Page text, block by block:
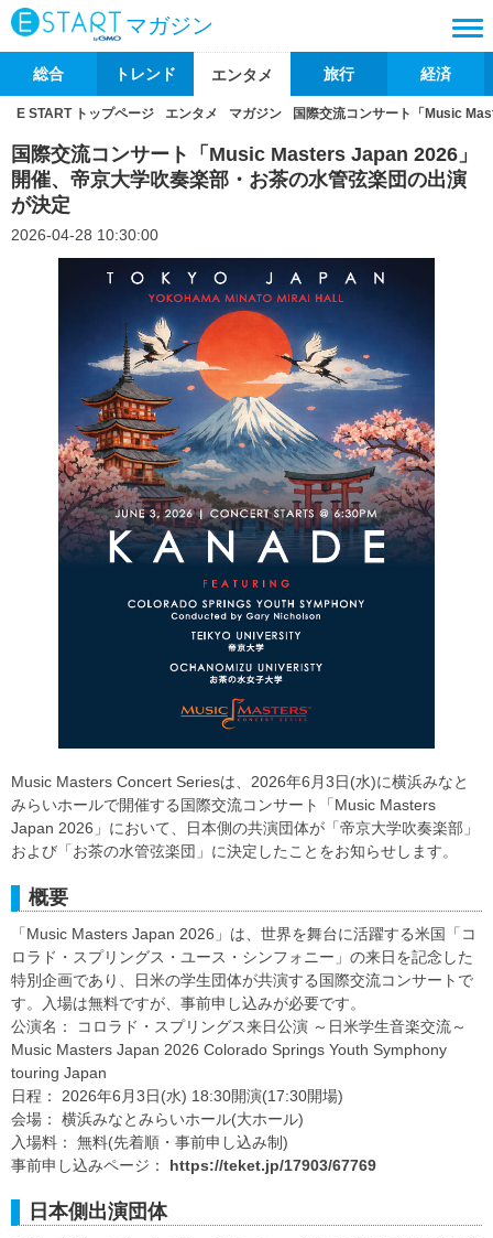
マガジン
総合 トレンド エンタメ 旅行 経済
E START トップページ エンタメ マガジン 国際交流コンサート「Music
国際交流コンサート「Music Masters Japan 2026」
開催、帝京大学吹奏楽部・お茶の水管弦楽団の出演
が決定
2026-04-28 10:30:00
Music Masters Concert Seriesは、2026年6月3日(水)に横浜みなと
みらいホールで開催する国際交流コンサート「Music Masters
Japan 2026」において、日本側の共演団体が「帝京大学吹奏楽部」
および「お茶の水管弦楽団」に決定したことをお知らせします。
概要
「Music Masters Japan 2026」は、世界を舞台に活躍する米国「コ
ロラド・スプリングス・ユース・シンフォニー」の来日を記念した
特別企画であり、日米の学生団体が共演する国際交流コンサートで
す。入場は無料ですが、事前申し込みが必要です。
公演名： コロラド・スプリングス来日公演 ～日米学生音楽交流～
Music Masters Japan 2026 Colorado Springs Youth Symphony
touring Japan
日程： 2026年6月3日(水) 18:30開演(17:30開場)
会場： 横浜みなとみらいホール(大ホール)
入場料： 無料(先着順・事前申し込み制)
事前申し込みページ： https://teket.jp/17903/67769
日本側出演団体